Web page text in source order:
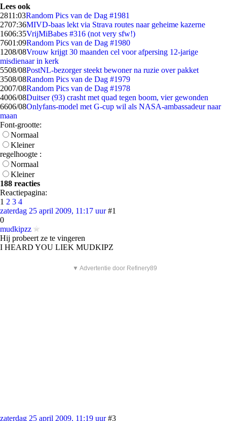
Lees ook
2811:03Random Pics van de Dag #1981
2707:36MIVD-baas lekt via Strava routes naar geheime kazerne
1606:35VrijMiBabes #316 (not very sfw!)
7601:09Random Pics van de Dag #1980
1208/08Vrouw krijgt 30 maanden cel voor afpersing 12-jarige
misdienaar in kerk
5508/08PostNL-bezorger steekt bewoner na ruzie over pakket
3508/08Random Pics van de Dag #1979
2007/08Random Pics van de Dag #1978
4006/08Duitser (93) crasht met quad tegen boom, vier gewonden
6606/08Onlyfans-model met G-cup wil als NASA-ambassadeur naar
maan
Font-grootte:
Normaal
Kleiner
regelhoogte :
Normaal
Kleiner
188 reacties
Reactiepagina:
1 2 3 4
zaterdag 25 april 2009, 11:17 uur #1
0
mudkipzz
Hij probeert ze te vingeren
I HEARD YOU LIEK MUDKIPZ
▼ Advertentie door Refinery89
zaterdag 25 april 2009, 11:19 uur #3